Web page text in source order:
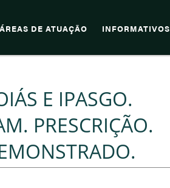
ÁREAS DE ATUAÇÃO INFORMATIVOS
E IPASGO.
PRESCRIÇÃO.